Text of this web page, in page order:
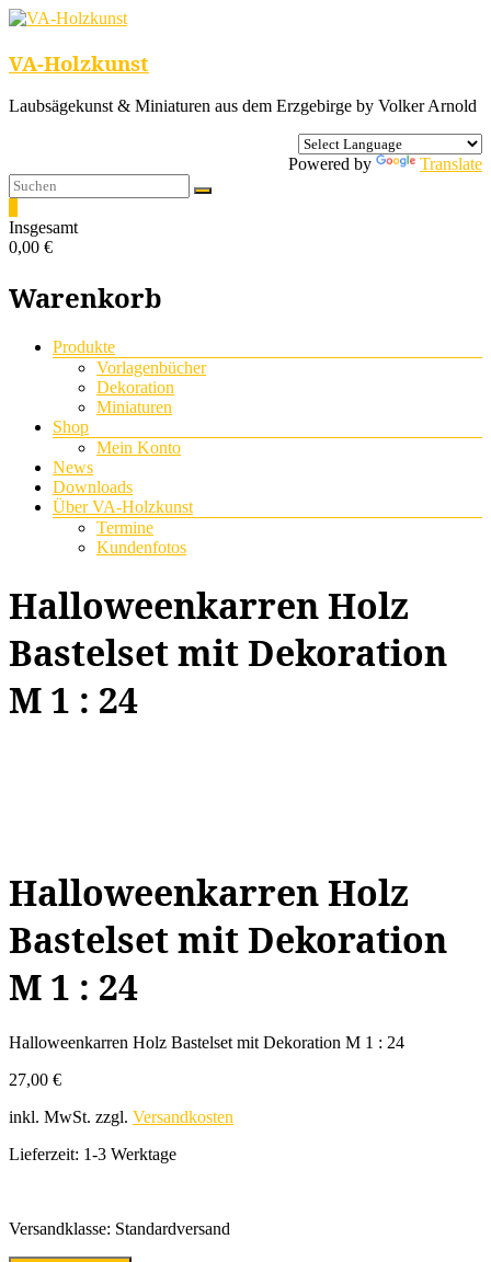
VA-Holzkunst
Laubsägekunst & Miniaturen aus dem Erzgebirge by Volker Arnold
Powered by Translate
Insgesamt
0,00 €
Warenkorb
Menü
Produkte
Vorlagenbücher
Dekoration
Miniaturen
Shop
Mein Konto
News
Downloads
Über VA-Holzkunst
Termine
Kundenfotos
Halloweenkarren Holz
Bastelset mit Dekoration
M 1 : 24
Halloweenkarren Holz
Bastelset mit Dekoration
M 1 : 24
Halloweenkarren Holz Bastelset mit Dekoration M 1 : 24
27,00 €
inkl. MwSt. zzgl. Versandkosten
Lieferzeit: 1-3 Werktage
Versandklasse: Standardversand